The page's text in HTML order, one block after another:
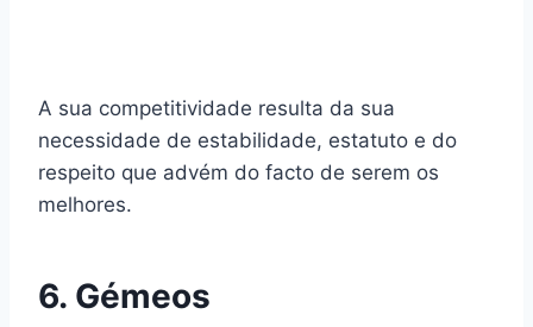
A sua competitividade resulta da sua
necessidade de estabilidade, estatuto e do
respeito que advém do facto de serem os
melhores.
6. Gémeos